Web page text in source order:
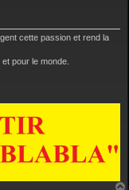
cette passion et rend la
pour le monde.